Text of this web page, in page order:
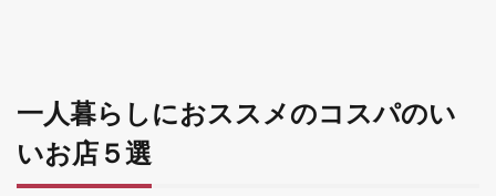
一人暮らしにおススメのコスパのい
いお店５選